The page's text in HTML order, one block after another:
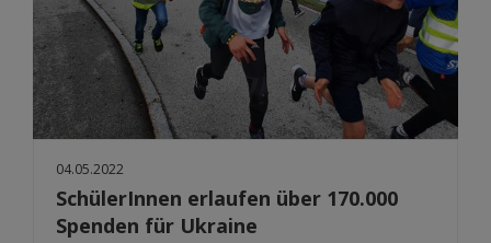
04.05.2022
SchülerInnen erlaufen über 170.000
Spenden für Ukraine